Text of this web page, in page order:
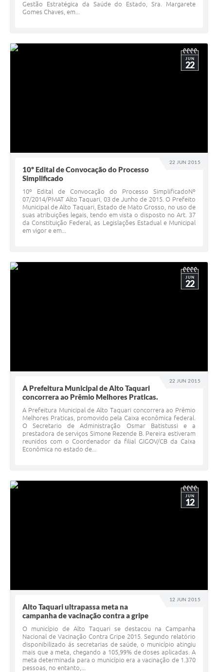
Gestão Estratégica da Saúde do Estado, Sra. Margarete
Gomes Chaves, em...
22 JUN 2015
JUN
22
10º Edital de Convocação do Processo
Simplificado
10º Edital de Convocação do Processo SimplificadoNº
07/2014/PMAT Alto Taquari, 03 de Junho de 2015. O Prefeito
Municipal de Alto Taquari, Estado de Mato Grosso, no uso de
suas atribuições legais, tendo em vista o disposto no Art. 37
da Constituição Federal, as Legislações Estadual e Municipal
em vigor e em...
22 JUN 2015
JUN
22
A Prefeitura Municipal de Alto Taquari
concorrera ao Prêmio Melhores Praticas.
A Prefeitura Municipal de Alto Taquari concorrera ao Prêmio
Melhores Praticas, promovido pela Caixa econômica federal.
O Secretario de Administração Osmar Batistussi e a
prestadora de serviços Simone Rezende B. Pereira estiveram
reunidos com o Coordenador da filial GIGOV/CB da Caixa
Econômica no estado de...
12 JUN 2015
JUN
12
Alto Taquari ultrapassa meta na
campanha de vacinação contra a gripe
O município de Alto Taquari se destacou na Campanha
Nacional de Vacinação Contra Gripe 2015. Segundo relatório
disponibilizado ás secretarias de saúde, o município atingiu
mais que a meta, chegando a 105,99% de doses aplicadas. A
meta determinada para o município era a vacinação de 1.370
pessoas, no entanto,...